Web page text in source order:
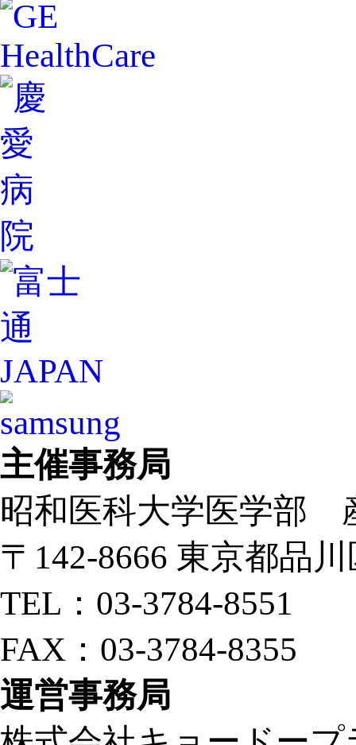
主催事務局
昭和医科大学医学部
〒142-8666 東京都品
TEL：03-3784-8551
FAX：03-3784-8355
運営事務局